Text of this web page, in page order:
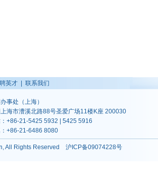
英才| 联系我们
事处（上海）
海市漕溪北路88号圣爱广场11楼K座 200030
+86-21-5425 5932 | 5425 5916
+86-21-6486 8080
All Rights Reserved 沪ICP备09074228号